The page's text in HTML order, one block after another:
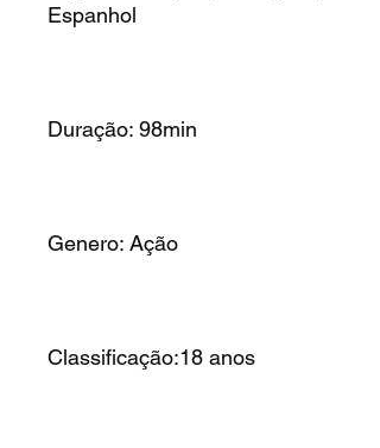
Espanhol
Duração: 98min
Genero: Ação
Classificação:18 anos